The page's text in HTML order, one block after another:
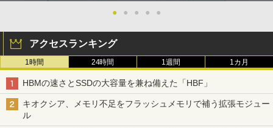
● ● ● ● ●
アクセスランキング
1時間 24時間 1週間 1カ月
HBMの速さとSSDの大容量を兼ね備えた「HBF」
キオクシア、メモリ不足をフラッシュメモリで補う拡張モジュー
ル